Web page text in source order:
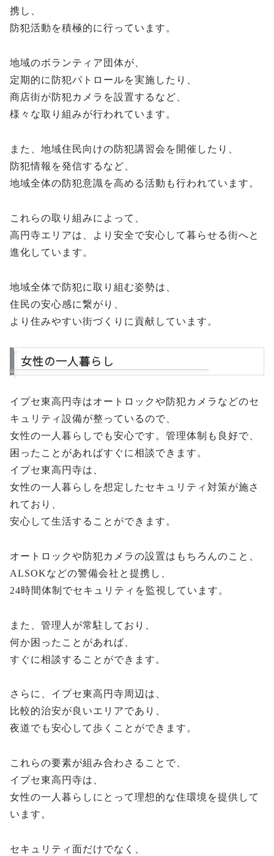
携し、
防犯活動を積極的に行っています。
地域のボランティア団体が、
定期的に防犯パトロールを実施したり、
商店街が防犯カメラを設置するなど、
様々な取り組みが行われています。
また、地域住民向けの防犯講習会を開催したり、
防犯情報を発信するなど、
地域全体の防犯意識を高める活動も行われています。
これらの取り組みによって、
高円寺エリアは、より安全で安心して暮らせる街へと
進化しています。
地域全体で防犯に取り組む姿勢は、
住民の安心感に繋がり、
より住みやすい街づくりに貢献しています。
女性の一人暮らし
イプセ東高円寺はオートロックや防犯カメラなどのセ
キュリティ設備が整っているので、
女性の一人暮らしでも安心です。管理体制も良好で、
困ったことがあればすぐに相談できます。
イプセ東高円寺は、
女性の一人暮らしを想定したセキュリティ対策が施さ
れており、
安心して生活することができます。
オートロックや防犯カメラの設置はもちろんのこと、
ALSOKなどの警備会社と提携し、
24時間体制でセキュリティを監視しています。
また、管理人が常駐しており、
何か困ったことがあれば、
すぐに相談することができます。
さらに、イプセ東高円寺周辺は、
比較的治安が良いエリアであり、
夜道でも安心して歩くことができます。
これらの要素が組み合わさることで、
イプセ東高円寺は、
女性の一人暮らしにとって理想的な住環境を提供して
います。
セキュリティ面だけでなく、